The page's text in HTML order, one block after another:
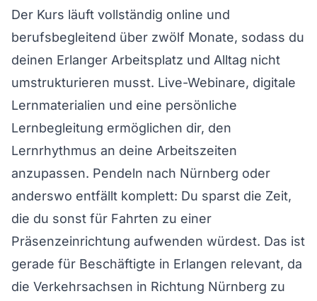
Der Kurs läuft vollständig online und
berufsbegleitend über zwölf Monate, sodass du
deinen Erlanger Arbeitsplatz und Alltag nicht
umstrukturieren musst. Live-Webinare, digitale
Lernmaterialien und eine persönliche
Lernbegleitung ermöglichen dir, den
Lernrhythmus an deine Arbeitszeiten
anzupassen. Pendeln nach Nürnberg oder
anderswo entfällt komplett: Du sparst die Zeit,
die du sonst für Fahrten zu einer
Präsenzeinrichtung aufwenden würdest. Das ist
gerade für Beschäftigte in Erlangen relevant, da
die Verkehrsachsen in Richtung Nürnberg zu